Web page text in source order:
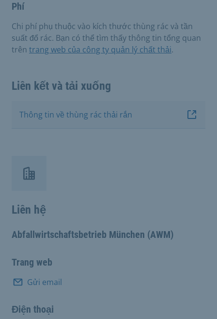
Phí
Chi phí phụ thuộc vào kích thước thùng rác và tần
suất đổ rác. Bạn có thể tìm thấy thông tin tổng quan
trên trang web của công ty quản lý chất thải.
Liên kết và tải xuống
Thông tin về thùng rác thải rắn
Liên hệ
Abfallwirtschaftsbetrieb München (AWM)
Trang web
Gửi email
Điện thoại